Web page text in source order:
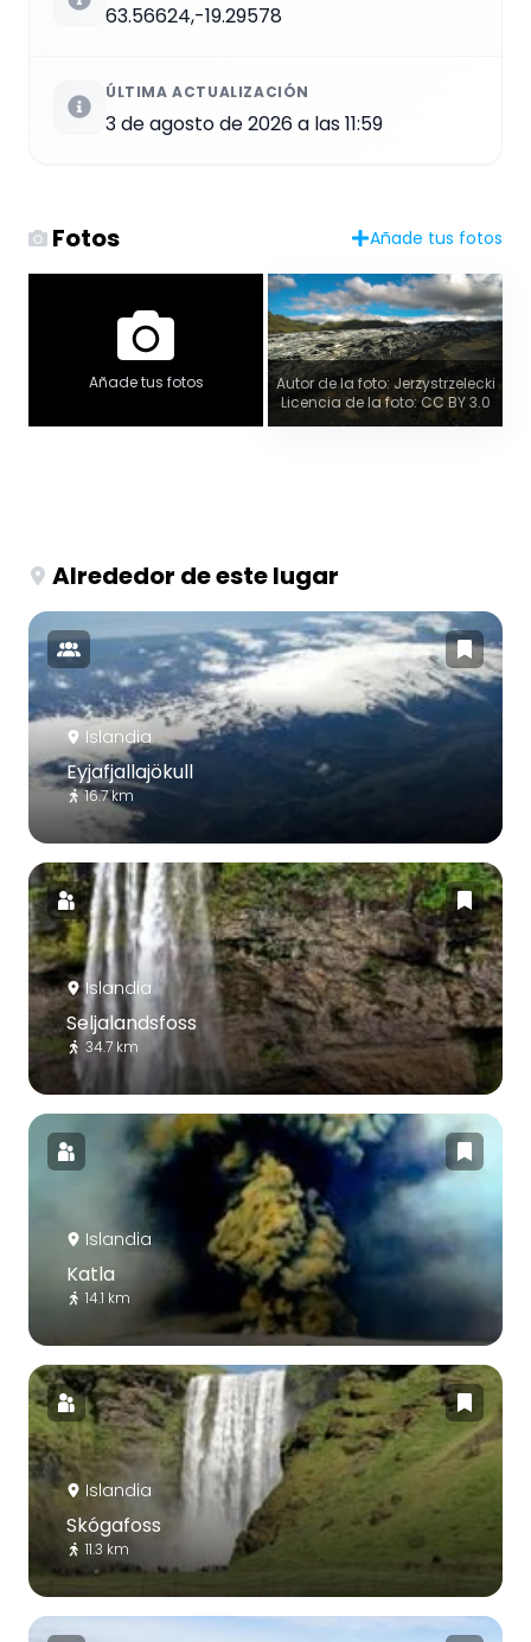
63.56624,-19.29578
ÚLTIMA ACTUALIZACIÓN
3 de agosto de 2026 a las 11:59
Fotos Añade tus fotos
Añade tus fotos
Autor de la foto: Jerzystrzelecki
Licencia de la foto: CC BY 3.0
Alrededor de este lugar
Islandia
Eyjafjallajökull
16.7 km
Islandia
Seljalandsfoss
34.7 km
Islandia
Katla
14.1 km
Islandia
Skógafoss
11.3 km